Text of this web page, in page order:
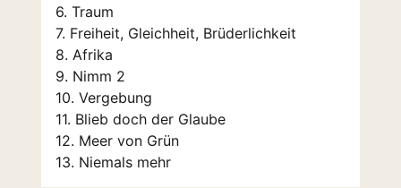
6. Traum
7. Freiheit, Gleichheit, Brüderlichkeit
8. Afrika
9. Nimm 2
10. Vergebung
11. Blieb doch der Glaube
12. Meer von Grün
13. Niemals mehr